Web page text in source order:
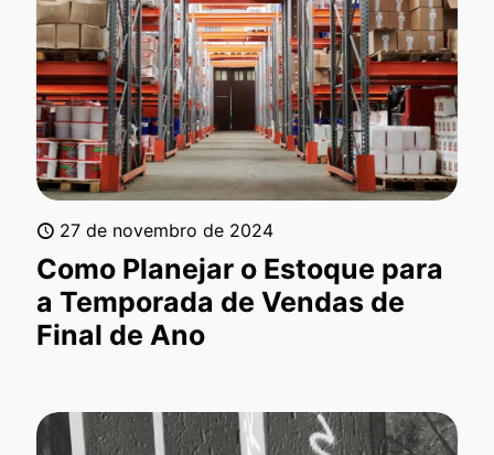
27 de novembro de 2024
Como Planejar o Estoque para
a Temporada de Vendas de
Final de Ano